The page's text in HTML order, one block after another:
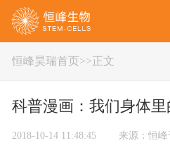
恒峰昊瑞首页>>正文
科普漫画：我们身体
2018-10-14 11:48:45 来源：恒峰